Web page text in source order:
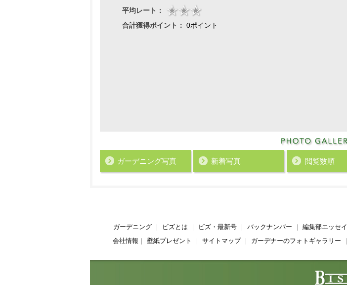
平均レート：
合計獲得ポイント： 0ポイント
ガーデニング写真 新着写真 閲覧数順
ガーデニング｜ ビズとは ビズ・最新号｜ バックナンバー 編集部エッセイ
会社情報
壁紙プレゼント サイトマップ｜ ガーデナーのフォトギャラリー